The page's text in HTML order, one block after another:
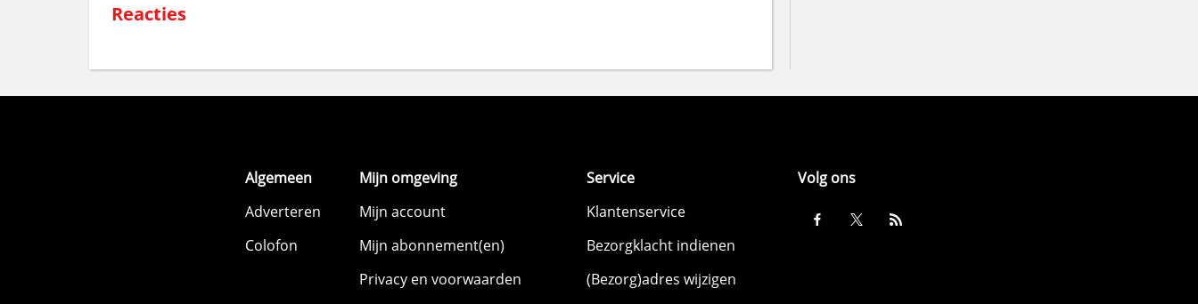
Reacties
Algemeen
Adverteren
Colofon
Mijn omgeving
Mijn account
Mijn abonnement(en)
Privacy en voorwaarden
Service
Klantenservice
Bezorgklacht indienen
(Bezorg)adres wijzigen
Volg ons